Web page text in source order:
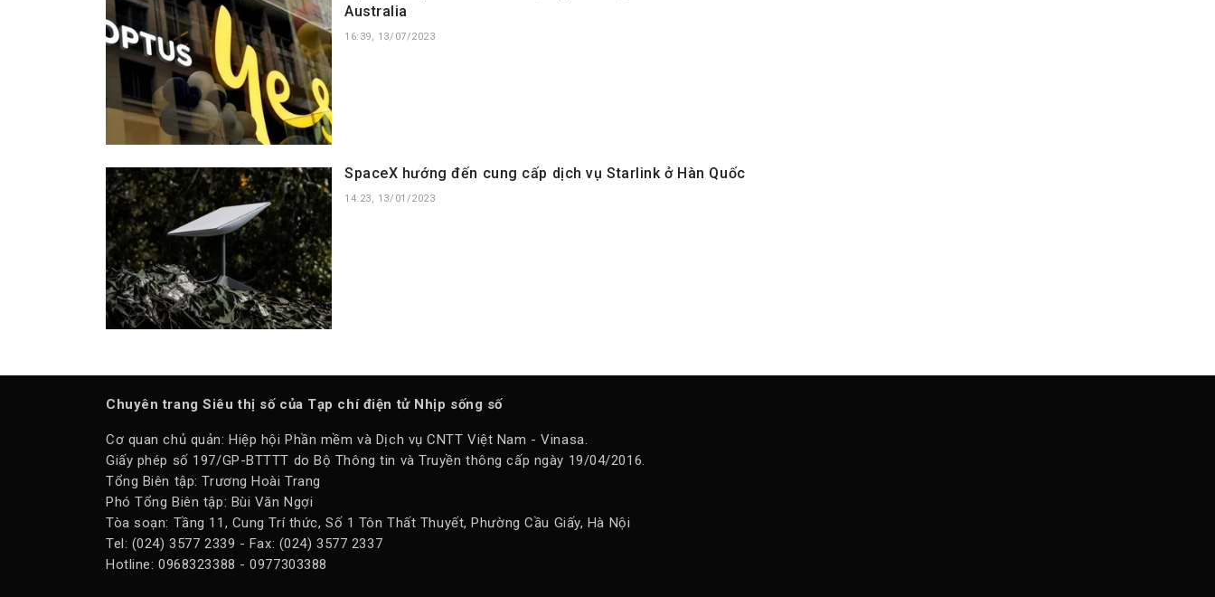
Australia
16:39, 13/07/2023
SpaceX hướng đến cung cấp dịch vụ Starlink ở Hàn Quốc
14:23, 13/01/2023
Chuyên trang Siêu thị số của Tạp chí điện tử Nhịp sống số
Cơ quan chủ quản: Hiệp hội Phần mềm và Dịch vụ CNTT Việt Nam - Vinasa.
Giấy phép số 197/GP-BTTTT do Bộ Thông tin và Truyền thông cấp ngày 19/04/2016.
Tổng Biên tập: Trương Hoài Trang
Phó Tổng Biên tập: Bùi Văn Ngợi
Tòa soạn: Tầng 11, Cung Trí thức, Số 1 Tôn Thất Thuyết, Phường Cầu Giấy, Hà Nội
Tel: (024) 3577 2339 - Fax: (024) 3577 2337
Hotline: 0968323388 - 0977303388